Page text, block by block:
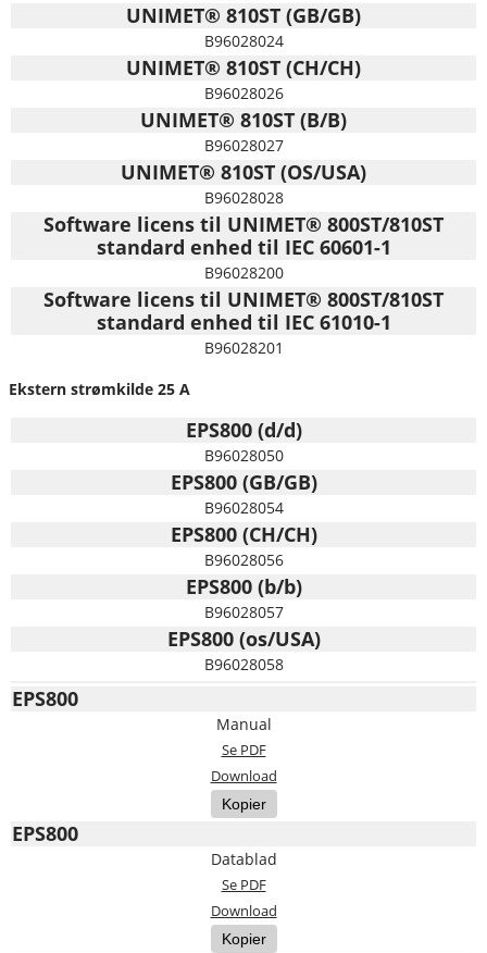
UNIMET® 810ST (GB/GB)
B96028024
UNIMET® 810ST (CH/CH)
B96028026
UNIMET® 810ST (B/B)
B96028027
UNIMET® 810ST (OS/USA)
B96028028
Software licens til UNIMET® 800ST/810ST
standard enhed til IEC 60601-1
B96028200
Software licens til UNIMET® 800ST/810ST
standard enhed til IEC 61010-1
B96028201
Ekstern strømkilde 25 A
EPS800 (d/d)
B96028050
EPS800 (GB/GB)
B96028054
EPS800 (CH/CH)
B96028056
EPS800 (b/b)
B96028057
EPS800 (os/USA)
B96028058
EPS800
Manual
Se PDF
Download
Kopier
EPS800
Datablad
Se PDF
Download
Kopier